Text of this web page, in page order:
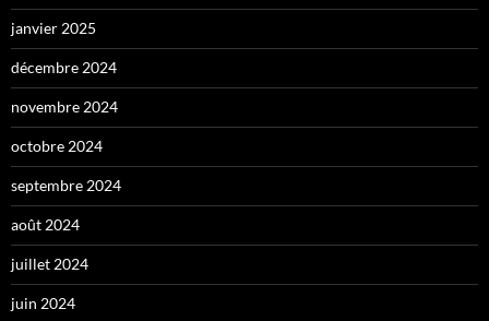
janvier 2025
décembre 2024
novembre 2024
octobre 2024
septembre 2024
août 2024
juillet 2024
juin 2024